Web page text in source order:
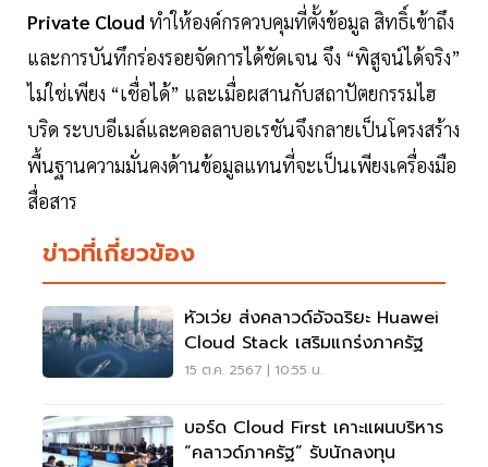
Private Cloud ทำให้องค์กรควบคุมที่ตั้งข้อมูล สิทธิ์เข้าถึง
และการบันทึกร่องรอยจัดการได้ชัดเจน จึง “พิสูจน์ได้จริง”
ไม่ใช่เพียง “เชื่อได้” และเมื่อผสานกับสถาปัตยกรรมไฮ
บริด ระบบอีเมล์และคอลลาบอเรชันจึงกลายเป็นโครงสร้าง
พื้นฐานความมั่นคงด้านข้อมูลแทนที่จะเป็นเพียงเครื่องมือ
สื่อสาร
ข่าวที่เกี่ยวข้อง
หัวเว่ย ส่งคลาวด์อัจฉริยะ Huawei
Cloud Stack เสริมแกร่งภาครัฐ
15 ต.ค. 2567 | 10:55 น.
บอร์ด Cloud First เคาะแผนบริหาร
“คลาวด์ภาครัฐ” รับนักลงทุน